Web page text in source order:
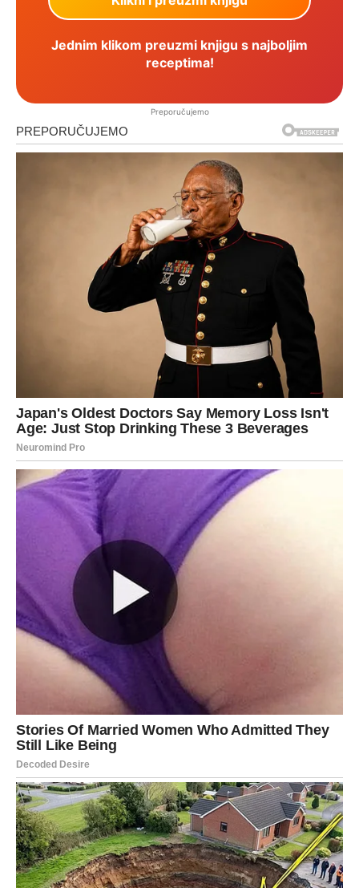
Jednim klikom preuzmi knjigu s najboljim
receptima!
Preporučujemo